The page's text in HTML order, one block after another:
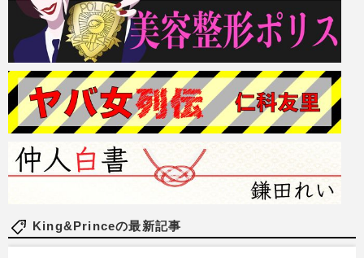
King&Princeの最新記事